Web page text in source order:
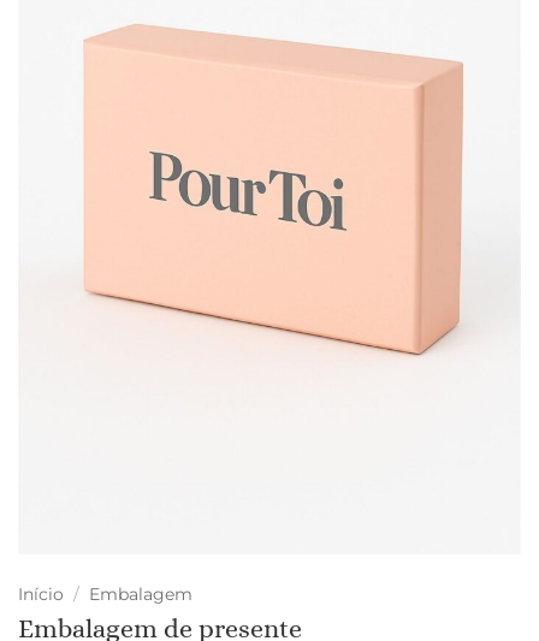
Início / Embalagem
Embalagem de presente